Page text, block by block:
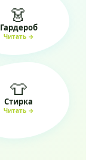
👗
Гардероб
Читать →
👕
Стирка
Читать →